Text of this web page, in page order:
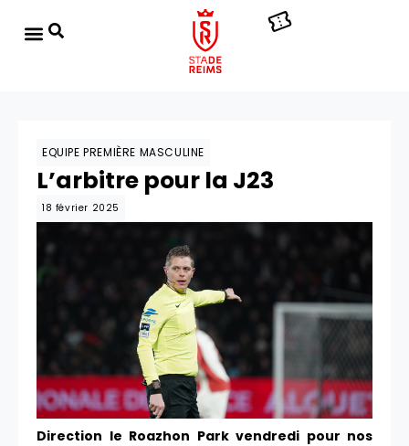
EQUIPE PREMIÈRE MASCULINE
L’arbitre pour la J23
18 février 2025
Direction le Roazhon Park vendredi pour nos